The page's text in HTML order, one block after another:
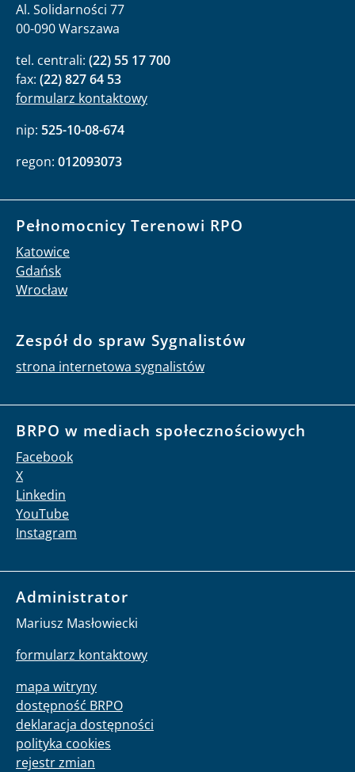
Al. Solidarności 77
00-090 Warszawa
tel. centrali: (22) 55 17 700
fax: (22) 827 64 53
formularz kontaktowy
nip: 525-10-08-674
regon: 012093073
Pełnomocnicy Terenowi RPO
Katowice
Gdańsk
Wrocław
Zespół do spraw Sygnalistów
strona internetowa sygnalistów
BRPO w mediach społecznościowych
Facebook
X
Linkedin
YouTube
Instagram
Administrator
Mariusz Masłowiecki
formularz kontaktowy
mapa witryny
dostępność BRPO
deklaracja dostępności
polityka cookies
rejestr zmian